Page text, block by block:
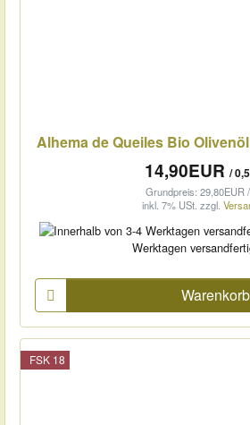
Alhema de Queiles Bio
14,90EUR /
Grundpreis: 29,80EUR
inkl. 7% USt. zzgl.
Werktagen
Warenkorb
FSK 18